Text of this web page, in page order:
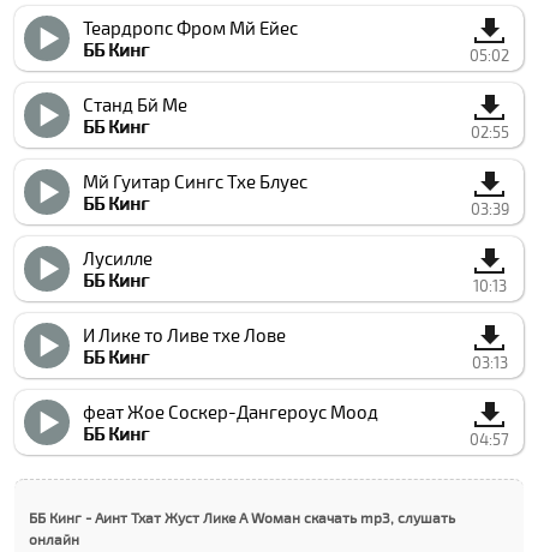
Теардропс Фром Мй Ейес
ББ Кинг
05:02
Станд Бй Ме
ББ Кинг
02:55
Мй Гуитар Сингс Тхе Блуес
ББ Кинг
03:39
Луcилле
ББ Кинг
10:13
И Лике то Ливе тхе Лове
ББ Кинг
03:13
феат Жое Cоcкер-Дангероус Моод
ББ Кинг
04:57
ББ Кинг - Аинт Тхат Жуст Лике А Wоман скачать mp3, слушать
онлайн